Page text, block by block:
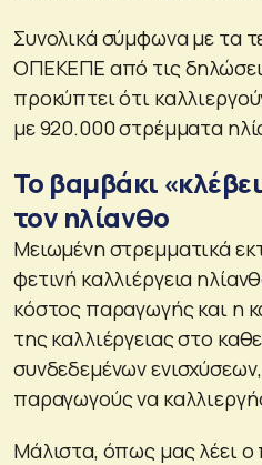
Συνολικά σύμφωνα με τα
ΟΠΕΚΕΠΕ από τις
προκύπτει ότι
με 920.000 στρέμματα
Το βαμβάκι
τον ηλίανθο
Μειωμένη στρεμματικά
φετινή καλλιέργεια
κόστος παραγωγής και η
της καλλιέργειας στο
συνδεδεμένων
παραγωγούς να
Μάλιστα, όπως μας λέει